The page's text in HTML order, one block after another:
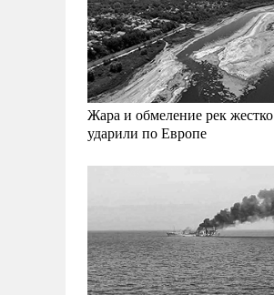
Жара и обмеление рек жестко
ударили по Европе